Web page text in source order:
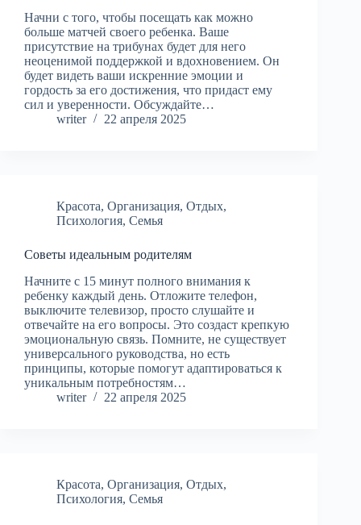
Начни с того, чтобы посещать как можно
больше матчей своего ребенка. Ваше
присутствие на трибунах будет для него
неоценимой поддержкой и вдохновением. Он
будет видеть ваши искренние эмоции и
гордость за его достижения, что придаст ему
сил и уверенности. Обсуждайте…
writer
22 апреля 2025
Красота, Организация, Отдых,
Психология, Семья
Советы идеальным родителям
Начните с 15 минут полного внимания к
ребенку каждый день. Отложите телефон,
выключите телевизор, просто слушайте и
отвечайте на его вопросы. Это создаст крепкую
эмоциональную связь. Помните, не существует
универсального руководства, но есть
принципы, которые помогут адаптироваться к
уникальным потребностям…
writer
22 апреля 2025
Красота, Организация, Отдых,
Психология, Семья